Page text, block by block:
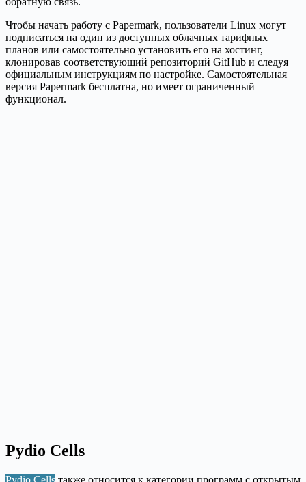
Чтобы начать работу с Papermark, пользователи Linux могут
подписаться на один из доступных облачных тарифных
планов или самостоятельно установить его на хостинг,
клонировав соответствующий репозиторий GitHub и следуя
официальным инструкциям по настройке. Самостоятельная
версия Papermark бесплатна, но имеет ограниченный
функционал.
Pydio Cells
Pydio Cells также относится к категории программ с открытым